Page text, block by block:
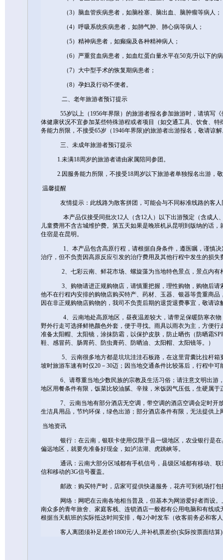
（3）脑血管疾病患者，如脑栓塞、脑出血、脑肿瘤等病人；
（4）呼吸系统疾病患者，如肺气肿、肺心病等病人；
（5）精神病患者，如癫痫及各种精神病人；
（6）严重贫血病患者，如血红蛋白量水平在50克/升以下的病
（7）大中型手术的恢复期病患者；
（8）孕妇及行动不便者。
二、老年旅游者预订提示
55岁以上（1956年界限）的旅游者报名参加旅游时，请填写《
体健康状况不宜参加某些特殊游程或者项目（如交通工具、饮食、
务能力所限，不接受65岁（1946年界限)的旅游者出游报名，敬请谅解
三、未成年旅游者预订提示
1.未满18周岁的旅游者请由家属陪同参团。
2.因服务能力所限，不接受18周岁以下旅游者单独报名出游，敬
温馨提醒
友情提示：此线路为散客拼团，可能会与不同标准线路的客人
本产品仅接受同批次12人（含12人）以下出游预定（含成人、
儿童费用不含古城维护费。第五天如果是晚班机从昆明到版纳的话
住宿是在昆明。
1、本产品包含高原行程，请根据自身条件，遵医嘱，谨慎决
治疗，但不负责因高原反应引发的治疗费用及其他行程中发生的损失
2、七彩云南、鲜花市场、螺旋藻为当地特色景点，景点内有相
3、购物请进正规购物店，请慎重把握，理性购物，购物后请索
他不在行程内安排的购物店购买特产、药材、玉器、银器等贵重商
因在非正规购物店购物的，我司不负责后期的退货退费事宜，敬请谅
4、云南地处高原地区，昼夜温差较大，请带足保暖防寒衣物
野外行走可选择鲜艳颜色外套，便于寻找。雨具以雨衣为主，方便
准备太阳帽、太阳镜，涂抹防霜，以保护皮肤，防止晒伤（防晒霜
鞋、感冒药、肠胃药、防虫膏药、防晒油、太阳帽、太阳镜等。）
5、云南很多地方都是坑坑洼洼石板路，在这里背囊比拉杆箱更
坡时旅游车速有时仅20－30迈；因当地交通条件比较落后，行程中
6、请尊重当地少数民族的宗教及生活习俗；请注意文明出游，
地区用餐条件有限，饭菜比较油腻、辛辣，米饭因气压低，生硬属于
7、云南当地有部分酒店无空调，带空调的酒店空调会定时开放
生洁具用品，节约环保，绿色出游；部分酒店条件有限，无法提供
当地资讯
银行：在云南，银联卡使用仅限于县一级地区，农业银行是在
偏远地区，就要先准备好现金，如泸沽湖、虎跳峡等。
通讯：云南大部分区域都有手机信号，县级区域都有移动、联
信和移动的3G信号覆盖。
邮政：购买特产时，店家可提供快递服务，花卉可到机
网络：网吧在云南各地相当普及，但基本为网游爱好者而设。
南众多的青年旅舍、家庭客栈、连锁酒店一般都有公用电脑和有线
根据当天航班的实际抵达时间安排，每2小时发车（收客前务必和客
客人离团须补足差价1800元/人,并补机票差价(实际按票面结算